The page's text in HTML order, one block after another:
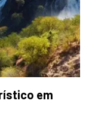
em